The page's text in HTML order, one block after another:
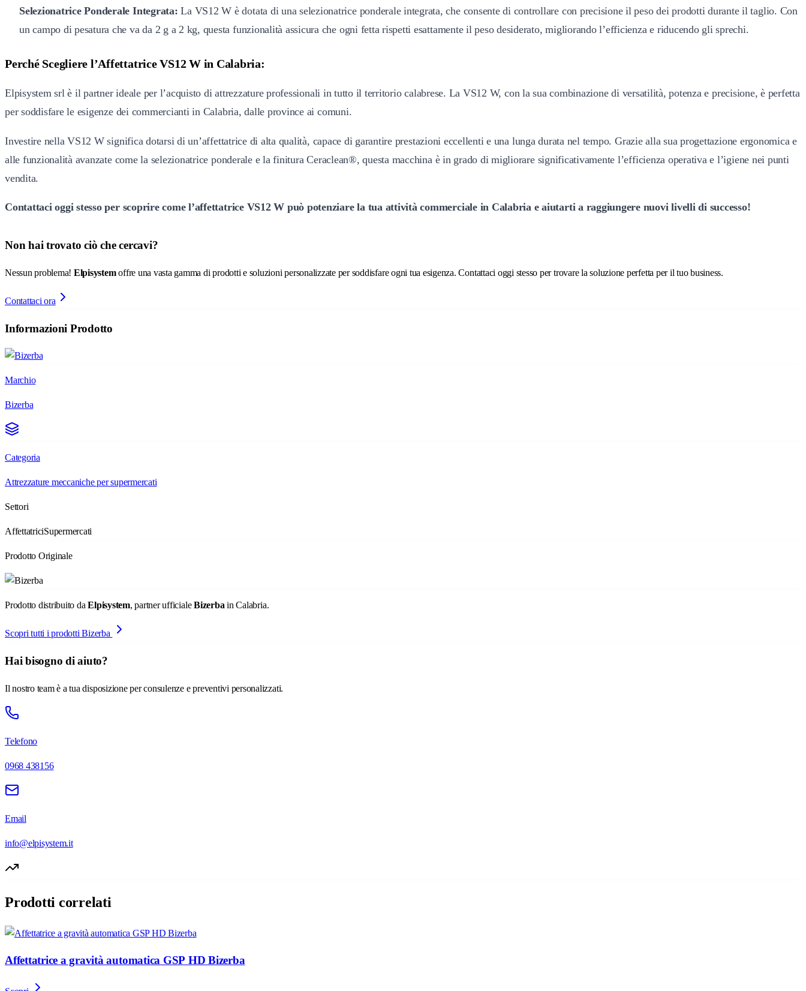
Selezionatrice Ponderale Integrata: La VS12 W è dotata di una selezionatrice ponderale integrata, che consente di controllare con precisione il peso dei prodotti durante il taglio. Con
un campo di pesatura che va da 2 g a 2 kg, questa funzionalità assicura che ogni fetta rispetti esattamente il peso desiderato, migliorando l’efficienza e riducendo gli sprechi.
Perché Scegliere l’Affettatrice VS12 W in Calabria:
Elpisystem srl è il partner ideale per l’acquisto di attrezzature professionali in tutto il territorio calabrese. La VS12 W, con la sua combinazione di versatilità, potenza e precisione, è perfetta
per soddisfare le esigenze dei commercianti in Calabria, dalle province ai comuni.
Investire nella VS12 W significa dotarsi di un’affettatrice di alta qualità, capace di garantire prestazioni eccellenti e una lunga durata nel tempo. Grazie alla sua progettazione ergonomica e
alle funzionalità avanzate come la selezionatrice ponderale e la finitura Ceraclean®, questa macchina è in grado di migliorare significativamente l’efficienza operativa e l’igiene nei punti
vendita.
Contattaci oggi stesso per scoprire come l’affettatrice VS12 W può potenziare la tua attività commerciale in Calabria e aiutarti a raggiungere nuovi livelli di successo!
Non hai trovato ciò che cercavi?
Nessun problema! Elpisystemoffre una vasta gamma di prodotti e soluzioni personalizzate per soddisfare ogni tua esigenza. Contattaci oggi stesso per trovare la soluzione perfetta per il tuo business.
Contattaci ora
Informazioni Prodotto
Marchio
Bizerba
Categoria
Attrezzature meccaniche per supermercati
Settori
AffettatriciSupermercati
Prodotto Originale
Prodotto distribuito daElpisystem, partner ufficialeBizerba in Calabria.
Scopri tutti i prodotti Bizerba
Hai bisogno di aiuto?
Il nostro team è a tua disposizione per consulenze e preventivi personalizzati.
Telefono
0968 438156
Email
info@elpisystem.it
Prodotti correlati
Affettatrice a gravità automatica GSP HD Bizerba